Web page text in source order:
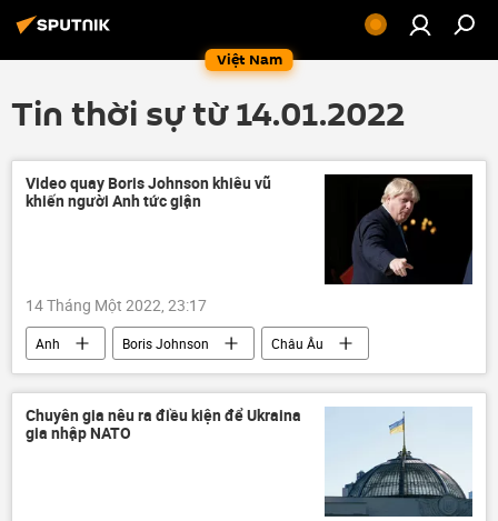
Việt Nam
Tin thời sự từ 14.01.2022
Video quay Boris Johnson khiêu vũ
khiến người Anh tức giận
14 Tháng Một 2022, 23:17
Anh Boris Johnson Châu Âu
Chuyên gia nêu ra điều kiện để Ukraina
gia nhập NATO